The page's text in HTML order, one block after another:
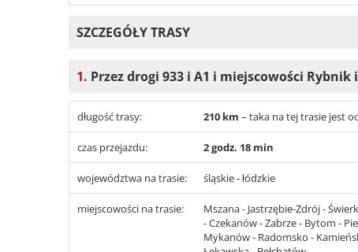
SZCZEGÓŁY TRASY
1. Przez drogi 933 i A1 i miejscowości Rybnik
długość trasy: 210 km – taka na tej trasie jest
czas przejazdu: 2 godz. 18 min
województwa na trasie: śląskie - łódzkie
miejscowości na trasie:
Mszana - Jastrzębie-Zdrój -
- Czekanów - Zabrze - Bytom -
Mykanów - Radomsko -